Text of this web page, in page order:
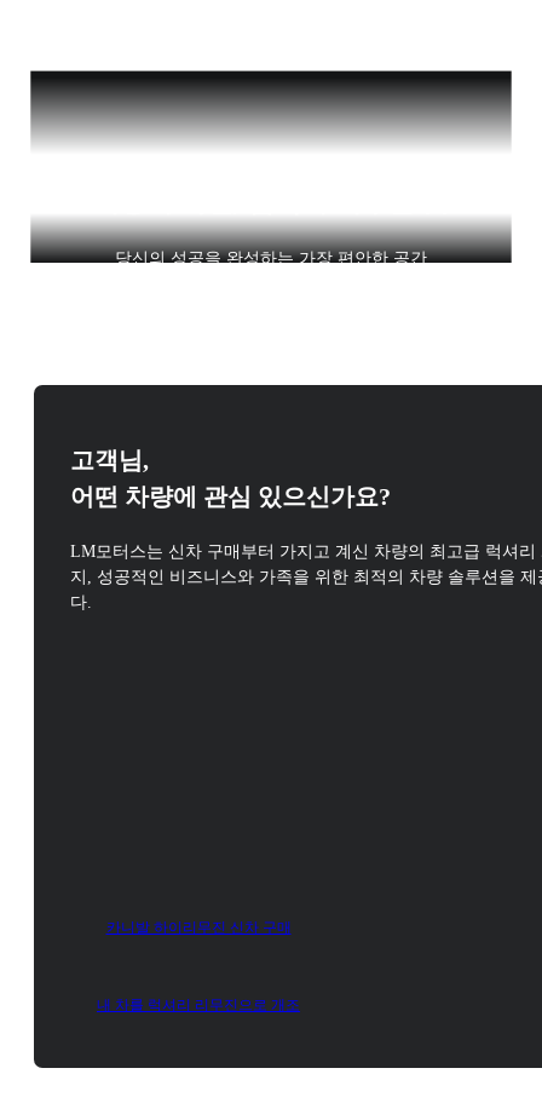
당신의 성공을 완성하는 가장 편안한 공간
고객님,
어떤 차량에 관심 있으신가요?
LM모터스는 신차 구매부터 가지고 계신 차량의 최고급 럭셔리
지, 성공적인 비즈니스와 가족을 위한 최적의 차량 솔루션을 제
다.
카니발 하이리무진 신차 구매
내 차를 럭셔리 리무진으로 개조